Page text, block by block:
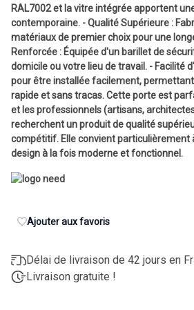
RAL7002 et la vitre intégrée apportent
contemporaine. - Qualité Supérieure :
matériaux de premier choix pour une
Renforcée : Équipée d'un barillet de
domicile ou votre lieu de travail. - Facilité
pour être installée facilement,
rapide et sans tracas. Cette porte est
et les professionnels (artisans,
recherchent un produit de qualité
compétitif. Elle convient particulièrement
design à la fois moderne et fonctionnel.
Ajouter aux favoris
Délai de livraison de 42 jours en
Livraison gratuite !